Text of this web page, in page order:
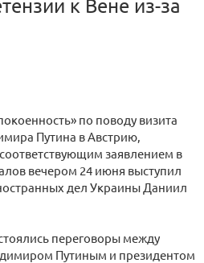
к Вене из-за
по поводу визита
Путина в Австрию,
заявлением в
вечером 24 июня выступил
дел Украины Даниил
переговоры между
Путиным и президентом